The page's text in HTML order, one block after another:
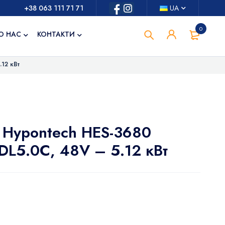
UA
+38 063 111 71 71
0
НАС КОНТАКТИ
кВт
Hypontech HES-3680
48V – 5.12 кВт